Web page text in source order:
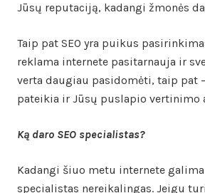
Jūsų reputaciją, kadangi žmonės
Taip pat SEO yra puikus
reklama internete pasitarnauja ir
verta daugiau pasidomėti, taip pat
pateikia ir Jūsų puslapio vertinimo
Ką daro SEO specialistas?
Kadangi šiuo metu internete
specialistas nereikalingas. Jeigu